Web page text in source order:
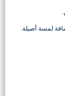
لمسة أصيلة.